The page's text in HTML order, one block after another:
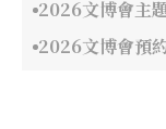
2026文博會主
2026文博會預